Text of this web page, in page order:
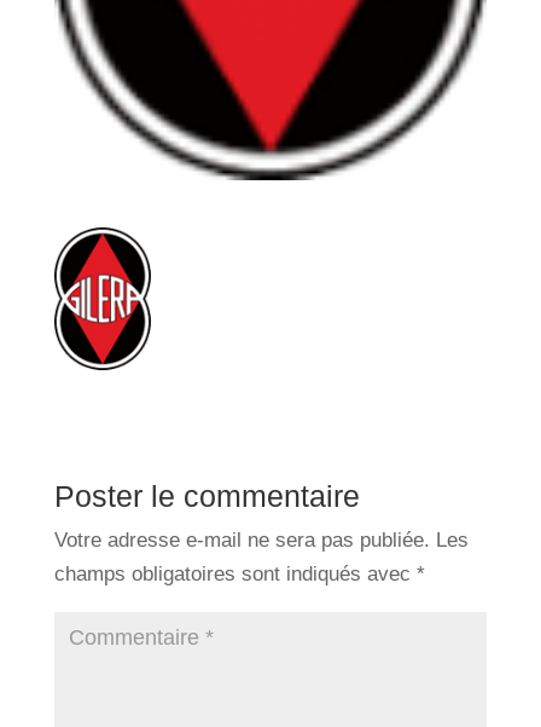
Poster le commentaire
Votre adresse e-mail ne sera pas publiée. Les
champs obligatoires sont indiqués avec *